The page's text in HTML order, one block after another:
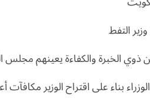
بناء على اقتراح الوزير